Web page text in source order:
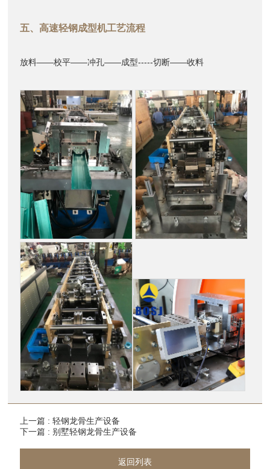
五、高速轻钢成型机工艺流程
放料——校平——冲孔——成型-----切断——收料
上一篇 : 轻钢龙骨生产设备
下一篇 : 别墅轻钢龙骨生产设备
返回列表